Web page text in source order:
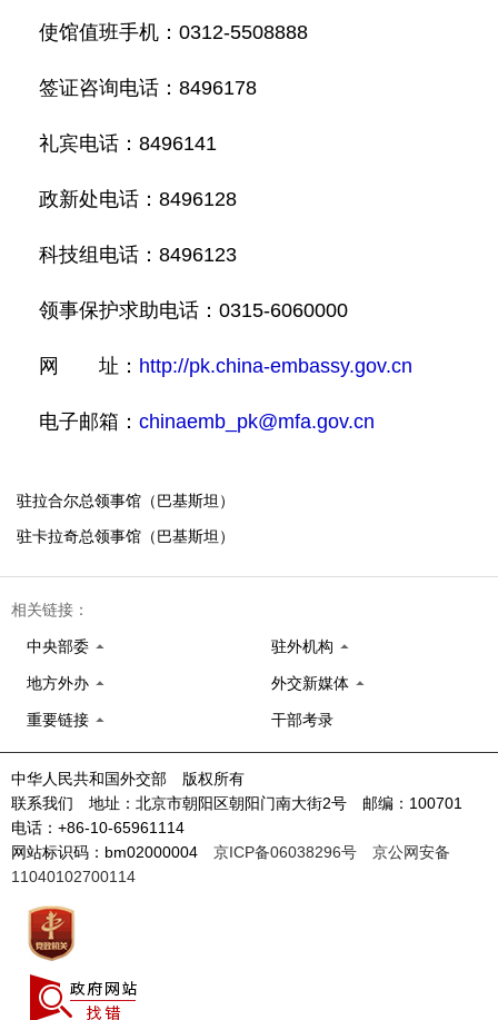
使馆值班手机：0312-5508888
签证咨询电话：8496178
礼宾电话：8496141
政新处电话：8496128
科技组电话：8496123
领事保护求助电话：0315-6060000
网 址： http://pk.china-embassy.gov.cn
电子邮箱： chinaemb_pk@mfa.gov.cn
驻拉合尔总领事馆（巴基斯坦）
驻卡拉奇总领事馆（巴基斯坦）
相关链接：
中央部委 驻外机构
地方外办 外交新媒体
重要链接 干部考录
中华人民共和国外交部 版权所有
联系我们 地址：北京市朝阳区朝阳门南大街2号 邮编：100701
电话：+86-10-65961114
网站标识码：bm02000004 京ICP备06038296号
京公网安备
11040102700114